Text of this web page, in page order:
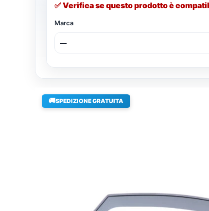
✅ Verifica se questo prodotto è
Marca
🚚SPEDIZIONE GRATUITA